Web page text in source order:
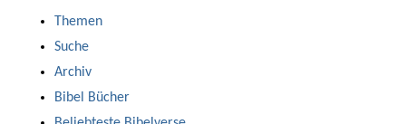
Themen
Suche
Archiv
Bibel Bücher